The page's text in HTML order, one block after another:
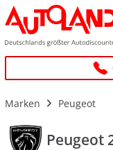
Marken Peugeot
Peugeot